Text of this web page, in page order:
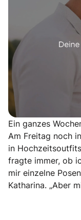
Ein ganzes
Am Freitag noch
in
fragte immer, ob
mir einzelne
Katharina. „Aber